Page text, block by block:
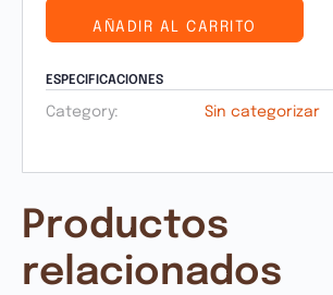
AÑADIR AL CARRITO
ESPECIFICACIONES
Category: Sin categorizar
Productos
relacionados